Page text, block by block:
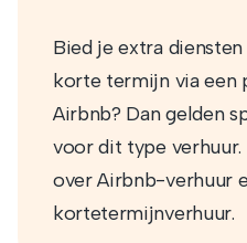
Bied je extra
korte termijn via een
Airbnb? Dan gelden
voor dit type verhuur.
over Airbnb-verhuur
kortetermijnverhuur.